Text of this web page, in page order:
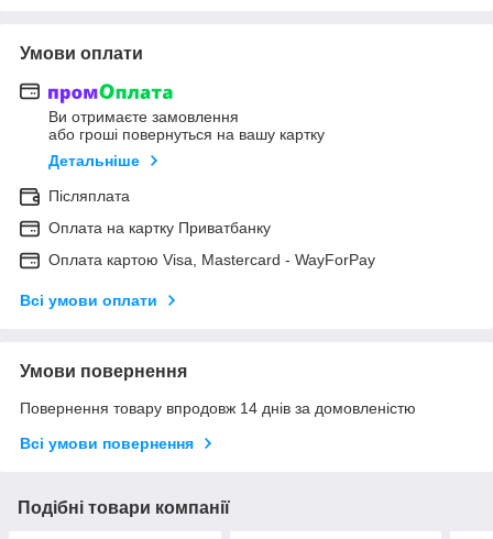
Умови оплати
Ви отримаєте замовлення
або гроші повернуться на вашу картку
Детальніше
Післяплата
Оплата на картку Приватбанку
Оплата картою Visa, Mastercard - WayForPay
Всі умови оплати
Умови повернення
Повернення товару впродовж 14 днів за домовленістю
Всі умови повернення
Подібні товари компанії